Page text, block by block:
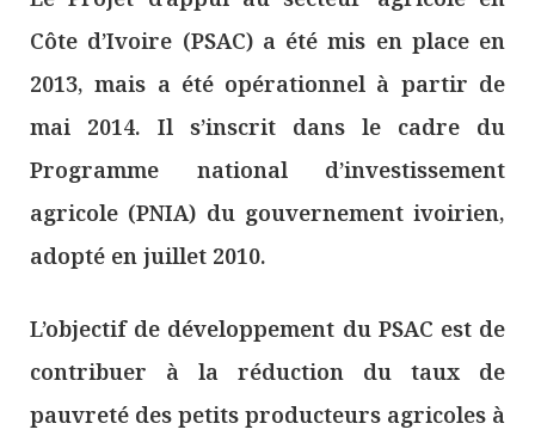
Côte d’Ivoire (PSAC) a été mis en place en
2013, mais a été opérationnel à partir de
mai 2014. Il s’inscrit dans le cadre du
Programme national d’investissement
agricole (PNIA) du gouvernement ivoirien,
adopté en juillet 2010.
L’objectif de développement du PSAC est de
contribuer à la réduction du taux de
pauvreté des petits producteurs agricoles à